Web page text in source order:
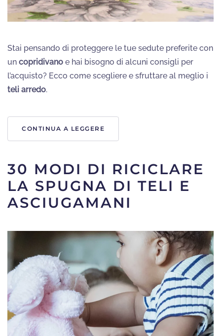
Stai pensando di proteggere le tue sedute preferite con
un copridivano e hai bisogno di alcuni consigli per
l’acquisto? Ecco come scegliere e sfruttare al meglio i
teli arredo.
CONTINUA A LEGGERE
30 MODI DI RICICLARE
LA SPUGNA DI TELI E
ASCIUGAMANI